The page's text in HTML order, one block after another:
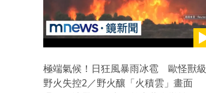
極端氣候！日狂風暴雨冰雹 歐怪獸級
野火失控2／野火釀「火積雲」畫面